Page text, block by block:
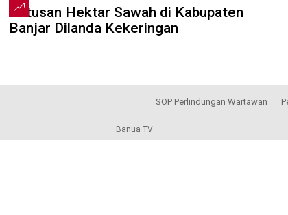
Ratusan Hektar Sawah di Kabupaten
Banjar Dilanda Kekeringan
SOP Perlindungan Wartawan
Banua TV